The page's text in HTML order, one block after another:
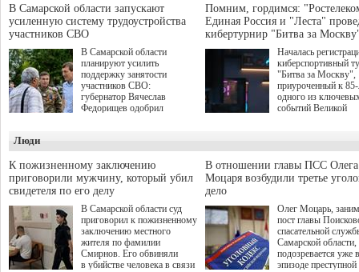
В Самарской области запускают
усиленную систему трудоустройства
участников СВО
В Самарской области
планируют усилить
поддержку занятости
участников СВО:
губернатор Вячеслав
Федорищев одобрил
Живайкина, направленные
на трудоустройство и более
спокойную адаптацию к
мирной жизни.
Помним, гордимся:
Единая Россия и "Леста"
кибертурнир "Битва за
Началась
киберспортивный
"Битва за Москву",
приуроченный к
одного из
событий Великой
игре "Мир танков"
выступили
партия "Единая
игровая студия
Люди
К пожизненному заключению
приговорили мужчину, который убил
свидетеля по его делу
В Самарской области суд
приговорил к пожизненному
заключению местного
жителя по фамилии
Смирнов. Его обвиняли
в убийстве человека в связи
В отношении главы ПСС Олега
Моцаря возбудили третье
дело
Олег Моцарь,
пост главы
спасательной
Самарской области,
подозревается уже
эпизоде преступной